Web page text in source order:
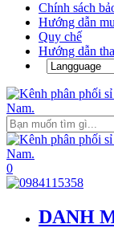
Chính sách
Hướng dẫn
Quy chế
Hướng dẫn
0
DANH